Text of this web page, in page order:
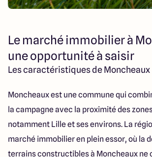
Le marché immobilier à
une opportunité à saisir
Les caractéristiques de Moncheaux
Moncheaux est une commune qui
la campagne avec la proximité des
notamment Lille et ses environs. La
marché immobilier en plein essor, où la
terrains constructibles à Moncheaux ne